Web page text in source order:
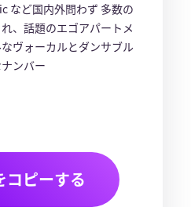
など国内外問わず 多数の
、話題のエゴアパートメ
ヴォーカルとダンサブル
ンバー
コピーする